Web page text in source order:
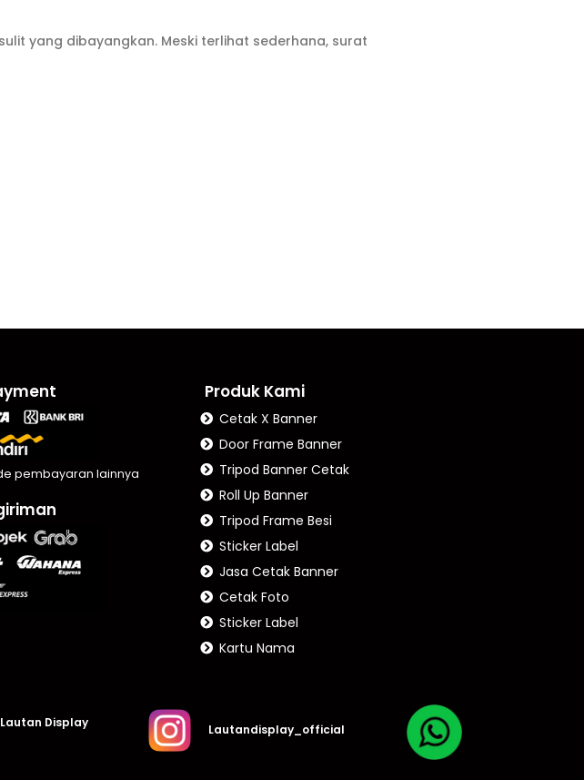
yang dibayangkan. Meski terlihat sederhana, surat
pembayaran lainnya
Produk Kami
Cetak X Banner
Door Frame Banner
Tripod Banner Cetak
Roll Up Banner
Tripod Frame Besi
Sticker Label
Jasa Cetak Banner
Cetak Foto
Sticker Label
Kartu Nama
Lautan Display
Lautandisplay_official